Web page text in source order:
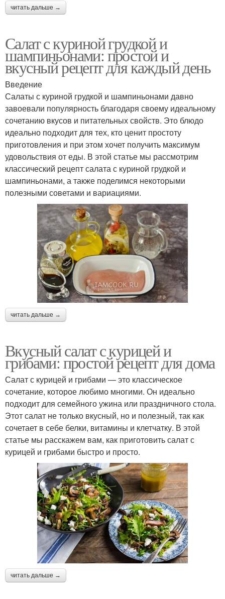
читать дальше →
Салат с куриной грудкой и
шампиньонами: простой и
вкусный рецепт для каждый день
Введение
Салаты с куриной грудкой и шампиньонами давно
завоевали популярность благодаря своему идеальному
сочетанию вкусов и питательных свойств. Это блюдо
идеально подходит для тех, кто ценит простоту
приготовления и при этом хочет получить максимум
удовольствия от еды. В этой статье мы рассмотрим
классический рецепт салата с куриной грудкой и
шампиньонами, а также поделимся некоторыми
полезными советами и вариациями.
читать дальше →
Вкусный салат с курицей и
грибами: простой рецепт для дома
Салат с курицей и грибами — это классическое
сочетание, которое любимо многими. Он идеально
подходит для семейного ужина или праздничного стола.
Этот салат не только вкусный, но и полезный, так как
сочетает в себе белки, витамины и клетчатку. В этой
статье мы расскажем вам, как приготовить салат с
курицей и грибами быстро и просто.
читать дальше →